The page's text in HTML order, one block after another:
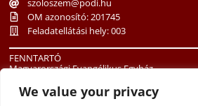
We value your privacy
szoloszem@podi.hu
OM azonosító: 201745
Feladatellátási hely: 003
FENNTARTÓ
Magyarországi Evangélikus Egyház
+36-1-486-3513